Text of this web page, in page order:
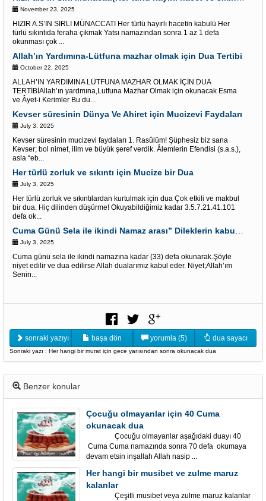
November 23, 2025
HIZIR A.S’IN SIRLI MÜNACCATI Her türlü hayırlı hacetin kabulü Her
türlü sıkıntıda feraha çıkmak Yatsı namazından sonra 1 az 1 defa
okunması çok ...
Allah’ın Yardımına-Lütfuna mazhar olmak için Dua Tertibi
October 22, 2025
ALLAH’IN YARDIMINA LÜTFUNA MAZHAR OLMAK İÇİN DUA
TERTİBİAllah’ın yardmına,Lutfuna Mazhar Olmak için okunacak Esma
ve Âyet-i Kerimler Bu du...
Kevser süresinin Dünya Ve Ahiret için Mucizevi Faydaları
July 3, 2025
Kevser süresinin mucizevi faydaları 1. Rasûlüm! Şüphesiz biz sana
Kevser; bol nimet, ilim ve büyük şeref verdik. Âlemlerin Efendisi (s.a.s.),
asla “eb...
Her türlü zorluk ve sıkıntı için Mucize bir Dua
July 3, 2025
Her türlü zorluk ve sıkıntılardan kurtulmak için dua Çok etkili ve makbul
bir dua. Hiç dilinden düşürme! Okuyabildiğimiz kadar 3.5.7.21.41.101
defa ok...
July 3, 2025
Cuma günü sela ile ikindi namazına kadar (33) defa okunarak.Şöyle
niyet edilir ve dua edilirse Allah dualarımız kabul eder. Niyet;Allah’ım
Senin...
sonraki yazıyı oku başa dön yorumla (5) dua sayacı
Sonraki yazı : Her hangi bir murat için gece yarısından sonra okunacak dua
Benzer konular
Çocuğu olmayanlar için 40 Cuma
okunacak dua
Çocuğu olmayanlar aşağıdaki duayı 40
Cuma Cuma namazında sonra 70 defa okumaya
devam etsin inşallah Allah nasip ...
Her hangi bir musibet ve zulme maruz
kalanlar
Çeşitli musibet veya zulme maruz kalanlar